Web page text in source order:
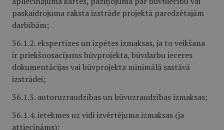
paskaidrojuma raksta izstrāde projektā paredzētajām
darbībām;
36.1.2. ekspertīzes un izpētes izmaksas, ja to veikšana
ir priekšnosacījums būvprojekta, būvdarbu ieceres
dokumentācijas vai būvprojekta minimālā sastāvā
izstrādei;
36.1.3. autoruzraudzības un būvuzraudzības izmaksas;
36.1.4. ietekmes uz vidi izvērtējuma izmaksas (ja
attiecināms);